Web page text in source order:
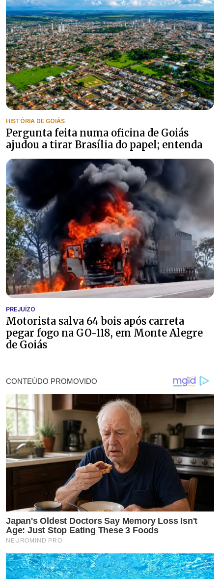
HISTÓRIA DE GOIÁS
Pergunta feita numa oficina de Goiás
ajudou a tirar Brasília do papel; entenda
PREJUÍZO
Motorista salva 64 bois após carreta
pegar fogo na GO-118, em Monte Alegre
de Goiás